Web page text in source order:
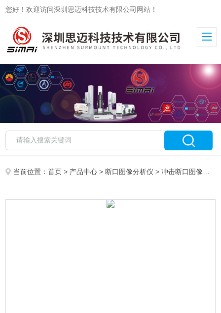
您好！欢迎访问深圳思迈科技技术有限公司网站！
当前位置：首页 > 产品中心 > 断口图像分析仪 >冲击断口图像分析仪